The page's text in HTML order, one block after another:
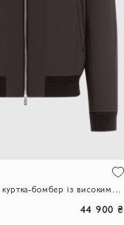
Темно-коричнева куртка-бомбер із високим коміром
44 900 ₴